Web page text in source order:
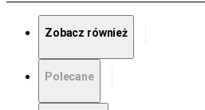
Zobacz również
Polecane